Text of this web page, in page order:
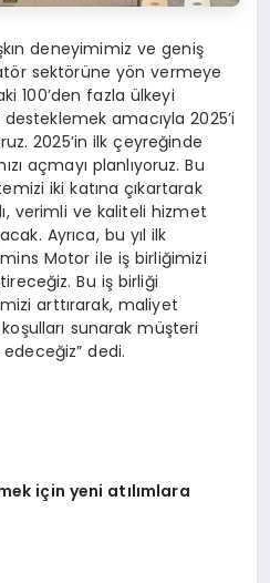
deneyimimiz ve geniş
sektörüne yön vermeye
100’den fazla ülkeyi
amacıyla 2025’i
2025’in ilk çeyreğinde
açmayı planlıyoruz. Bu
iki katına çıkartarak
verimli ve kaliteli hizmet
Ayrıca, bu yıl ilk
Motor ile iş birliğimizi
Bu iş birliği
arttırarak, maliyet
sunarak müşteri
dedi.
için yeni atılımlara